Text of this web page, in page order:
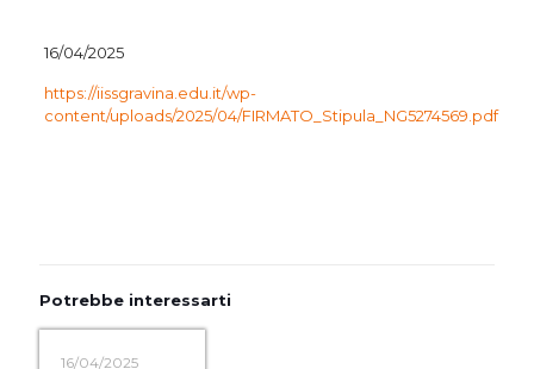
16/04/2025
https://iissgravina.edu.it/wp-
content/uploads/2025/04/FIRMATO_Stipula_NG5274569.pdf
Potrebbe interessarti
16/04/2025